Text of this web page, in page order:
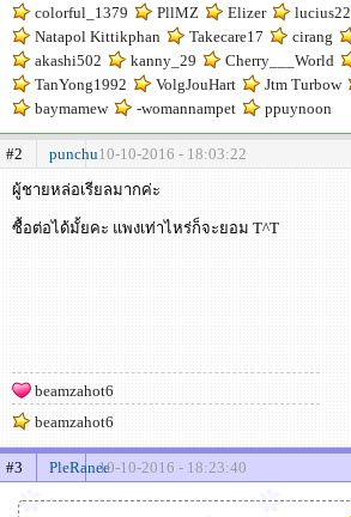
colorful_1379
PllMZ Elizer lucius22
Natapol Kittikphan
Takecare17 cirang
akashi502
kanny_29 Cherry___World
TanYong1992
VolgJouHart Jtm Turbow
baymamew
-womannampet ppuynoon
#2 punchu10-10-2016 - 18:03:22
ผู้ชายหล่อเรียลมากค่ะ
ซื้อต่อได้มั้ยคะ แพงเท่าไหร่ก็จะยอม T^T
beamzahot6
beamzahot6
#3 PleRanee10-10-2016 - 18:23:40